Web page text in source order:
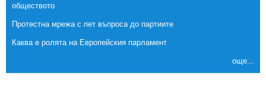
обществото
Протестна мрежа с пет въпроса до партиите
Каква е ролята на Европейския парламент
още...